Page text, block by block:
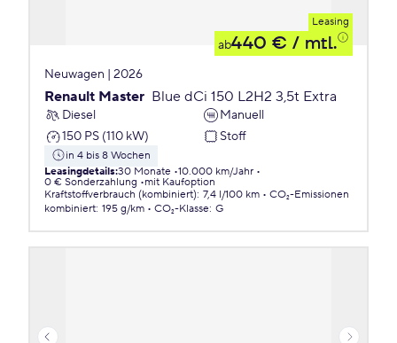
Leasing
ab440 € / mtl.
Neuwagen | 2026
Renault Master Blue dCi 150 L2H2 3,5t Extra
Diesel
Manuell
150 PS (110 kW)
Stoff
in 4 bis 8 Wochen
Leasingdetails:30 Monate 10.000 km/Jahr
0 € Sonderzahlung
mit Kaufoption
Kraftstoffverbrauch (kombiniert): 7,4 l/100 km
CO₂-Emissionen
kombiniert: 195 g/km CO₂-Klasse: G